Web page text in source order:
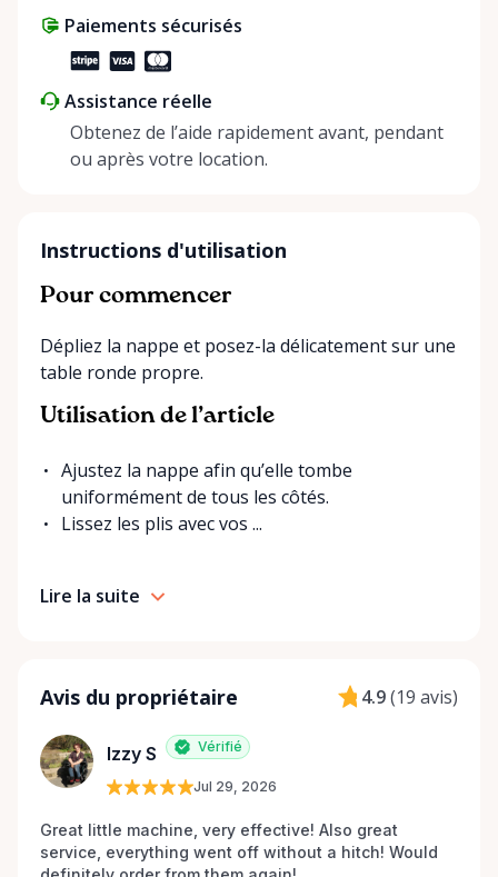
Paiements sécurisés
Assistance réelle
Obtenez de l’aide rapidement avant, pendant
ou après votre location.
Instructions d'utilisation
Pour commencer
Dépliez la nappe et posez-la délicatement sur une
table ronde propre.
Utilisation de l’article
Ajustez la nappe afin qu’elle tombe
uniformément de tous les côtés.
Lissez les plis avec vos ...
Lire la suite
Avis du propriétaire 4.9(19 avis)
Izzy S Vérifié
Jul 29, 2026
Great little machine, very effective! Also great
service, everything went off without a hitch! Would